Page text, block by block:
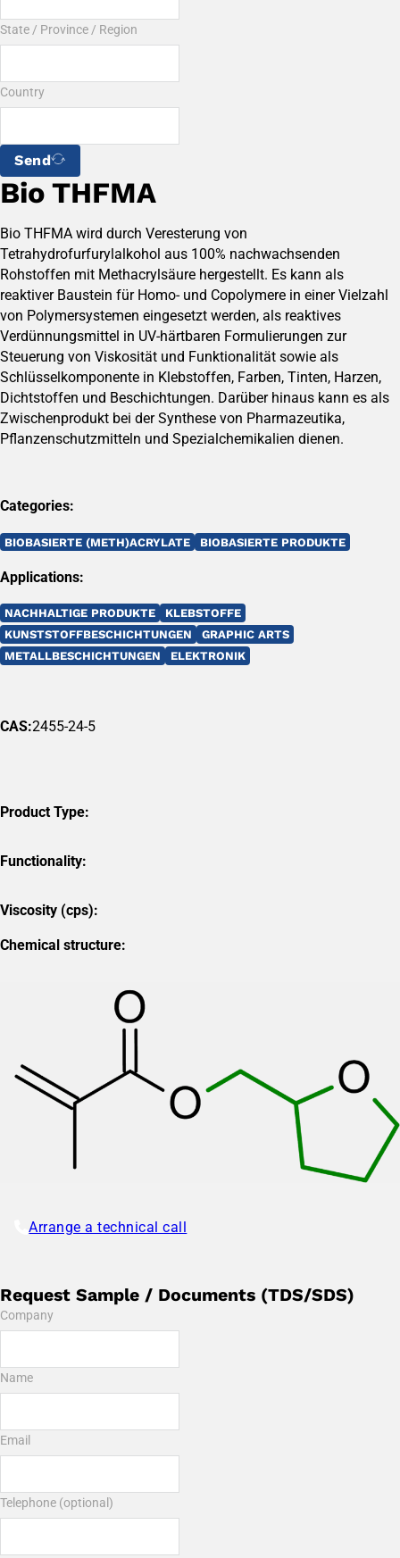
State / Province / Region
Country
Send
Bio THFMA
Bio THFMA wird durch Veresterung von
Tetrahydrofurfurylalkohol aus 100% nachwachsenden
Rohstoffen mit Methacrylsäure hergestellt. Es kann als
reaktiver Baustein für Homo- und Copolymere in einer Vielzahl
von Polymersystemen eingesetzt werden, als reaktives
Verdünnungsmittel in UV-härtbaren Formulierungen zur
Steuerung von Viskosität und Funktionalität sowie als
Schlüsselkomponente in Klebstoffen, Farben, Tinten, Harzen,
Dichtstoffen und Beschichtungen. Darüber hinaus kann es als
Zwischenprodukt bei der Synthese von Pharmazeutika,
Pflanzenschutzmitteln und Spezialchemikalien dienen.
Categories:
BIOBASIERTE (METH)ACRYLATE BIOBASIERTE PRODUKTE
Applications:
NACHHALTIGE PRODUKTE
KLEBSTOFFE
KUNSTSTOFFBESCHICHTUNGEN
GRAPHIC ARTS
METALLBESCHICHTUNGEN
ELEKTRONIK
CAS:2455-24-5
Product Type:
Functionality:
Viscosity (cps):
Chemical structure:
Arrange a technical call
Request Sample / Documents (TDS/SDS)
Company
Name
Email
Telephone (optional)